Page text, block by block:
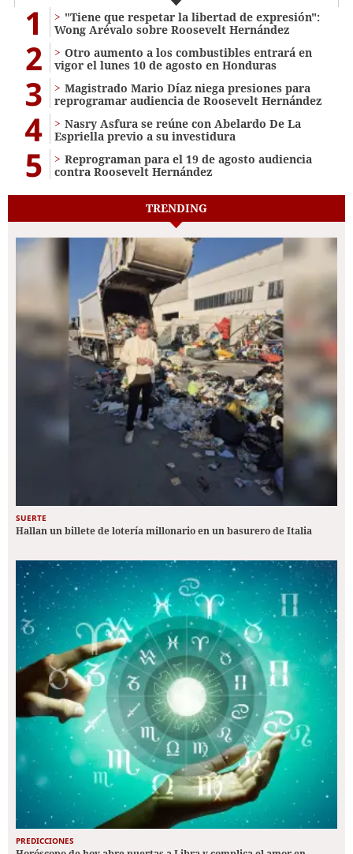
1
"Tiene que respetar la libertad de expresión":
Wong Arévalo sobre Roosevelt Hernández
2
Otro aumento a los combustibles entrará en
vigor el lunes 10 de agosto en Honduras
3
Magistrado Mario Díaz niega presiones para
reprogramar audiencia de Roosevelt Hernández
4
Nasry Asfura se reúne con Abelardo De La
Espriella previo a su investidura
5
Reprograman para el 19 de agosto audiencia
contra Roosevelt Hernández
TRENDING
SUERTE
Hallan un billete de lotería millonario en un basurero de Italia
PREDICCIONES